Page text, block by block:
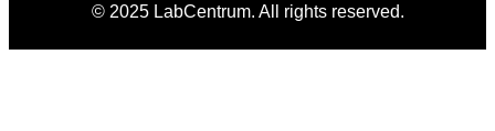
© 2025 LabCentrum. All rights reserved.